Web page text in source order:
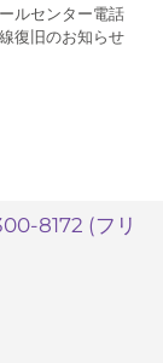
ルセンター電話
復旧のお知らせ
8172 (フリ